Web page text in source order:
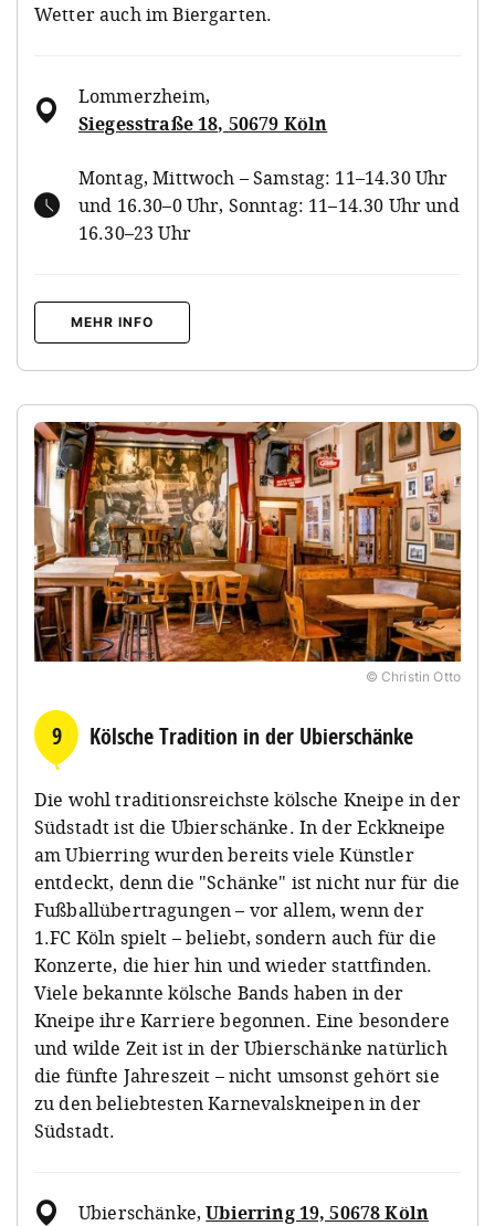
Wetter auch im Biergarten.
Lommerzheim,
Siegesstraße 18, 50679 Köln
Montag, Mittwoch – Samstag: 11–14.30 Uhr
und 16.30–0 Uhr, Sonntag: 11–14.30 Uhr und
16.30–23 Uhr
MEHR INFO
© Christin Otto
9 Kölsche Tradition in der Ubierschänke
Die wohl traditionsreichste kölsche Kneipe in der
Südstadt ist die Ubierschänke. In der Eckkneipe
am Ubierring wurden bereits viele Künstler
entdeckt, denn die "Schänke" ist nicht nur für die
Fußballübertragungen – vor allem, wenn der
1.FC Köln spielt – beliebt, sondern auch für die
Konzerte, die hier hin und wieder stattfinden.
Viele bekannte kölsche Bands haben in der
Kneipe ihre Karriere begonnen. Eine besondere
und wilde Zeit ist in der Ubierschänke natürlich
die fünfte Jahreszeit – nicht umsonst gehört sie
zu den beliebtesten Karnevalskneipen in der
Südstadt.
Ubierschänke,Ubierring 19, 50678 Köln